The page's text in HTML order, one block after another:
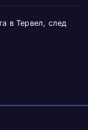
в Тервел, след